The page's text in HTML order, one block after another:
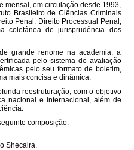
mensal, em circulação desde 1993,
Brasileiro de Ciências Criminais
Penal, Direito Processual Penal,
coletânea de jurisprudência dos
grande renome na academia, a
pelo sistema de avaliação
pelo seu formato de boletim,
mais concisa e dinâmica.
reestruturação, com o objetivo
nacional e internacional, além de
composição:
Shecaira.